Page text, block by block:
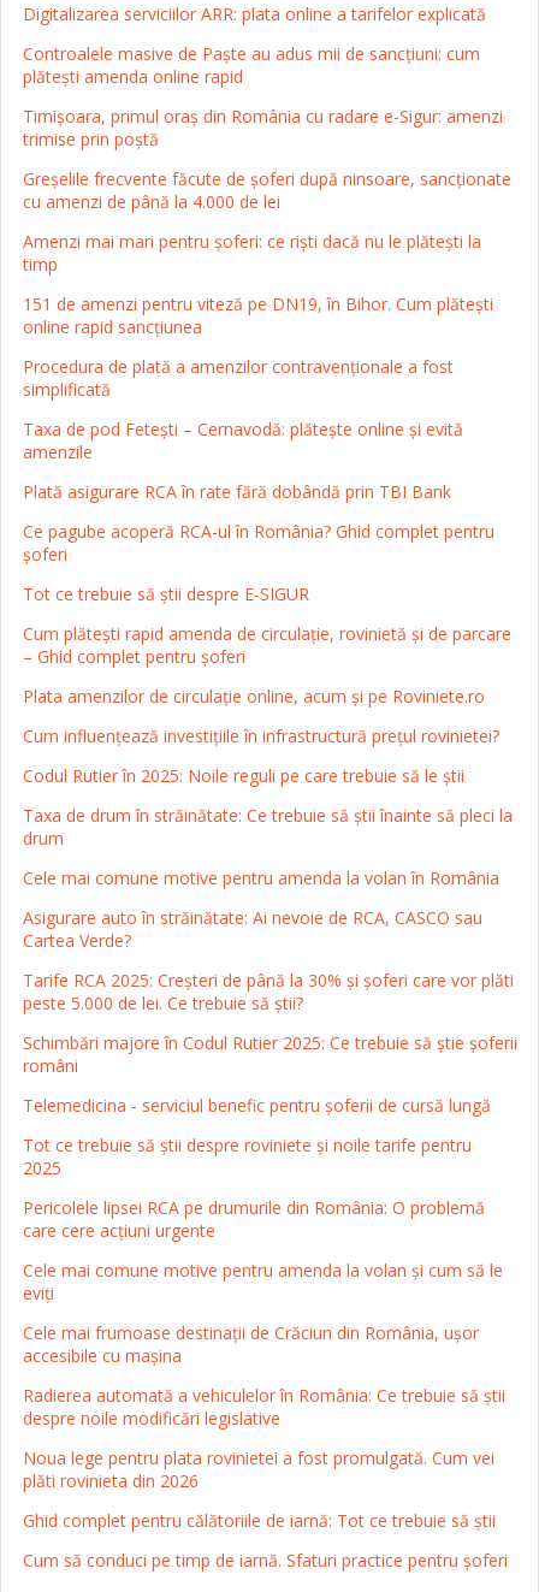
Digitalizarea serviciilor ARR: plata online a tarifelor explicată
Controalele masive de Paște au adus mii de sancțiuni: cum
plătești amenda online rapid
Timișoara, primul oraș din România cu radare e-Sigur: amenzi
trimise prin poștă
Greșelile frecvente făcute de șoferi după ninsoare, sancționate
cu amenzi de până la 4.000 de lei
Amenzi mai mari pentru șoferi: ce riști dacă nu le plătești la
timp
151 de amenzi pentru viteză pe DN19, în Bihor. Cum plătești
online rapid sancțiunea
Procedura de plată a amenzilor contravenționale a fost
simplificată
Taxa de pod Fetești – Cernavodă: plătește online și evită
amenzile
Plată asigurare RCA în rate fără dobândă prin TBI Bank
Ce pagube acoperă RCA-ul în România? Ghid complet pentru
șoferi
Tot ce trebuie să știi despre E-SIGUR
Cum plătești rapid amenda de circulație, rovinietă și de parcare
– Ghid complet pentru șoferi
Plata amenzilor de circulație online, acum și pe Roviniete.ro
Cum influențează investițiile în infrastructură prețul rovinietei?
Codul Rutier în 2025: Noile reguli pe care trebuie să le știi
Taxa de drum în străinătate: Ce trebuie să știi înainte să pleci la
drum
Cele mai comune motive pentru amenda la volan în România
Asigurare auto în străinătate: Ai nevoie de RCA, CASCO sau
Cartea Verde?
Tarife RCA 2025: Creșteri de până la 30% și șoferi care vor plăti
peste 5.000 de lei. Ce trebuie să știi?
Schimbări majore în Codul Rutier 2025: Ce trebuie să știe șoferii
români
Telemedicina - serviciul benefic pentru șoferii de cursă lungă
Tot ce trebuie să știi despre roviniete și noile tarife pentru
2025
Pericolele lipsei RCA pe drumurile din România: O problemă
care cere acțiuni urgente
Cele mai comune motive pentru amenda la volan și cum să le
eviți
Cele mai frumoase destinații de Crăciun din România, ușor
accesibile cu mașina
Radierea automată a vehiculelor în România: Ce trebuie să știi
despre noile modificări legislative
Noua lege pentru plata rovinietei a fost promulgată. Cum vei
plăti rovinieta din 2026
Ghid complet pentru călătoriile de iarnă: Tot ce trebuie să știi
Cum să conduci pe timp de iarnă. Sfaturi practice pentru șoferi